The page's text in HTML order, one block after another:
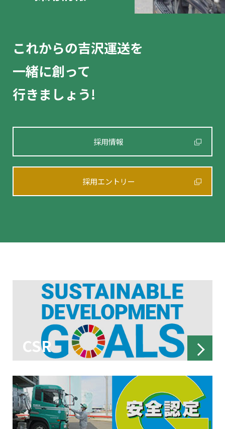
これからの吉沢運送を
一緒に創って
行きましょう!
採用情報
採用エントリー
CSR